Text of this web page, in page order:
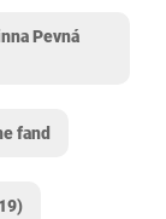
Pevná
fand